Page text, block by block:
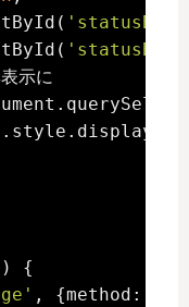
示に
=
{
, {method: